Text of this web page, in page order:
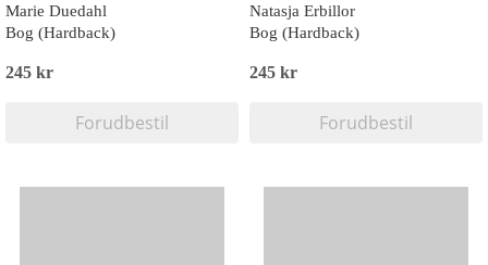
Marie Duedahl
Bog (Hardback)
245 kr
Forudbestil
Natasja Erbillor
Bog (Hardback)
245 kr
Forudbestil